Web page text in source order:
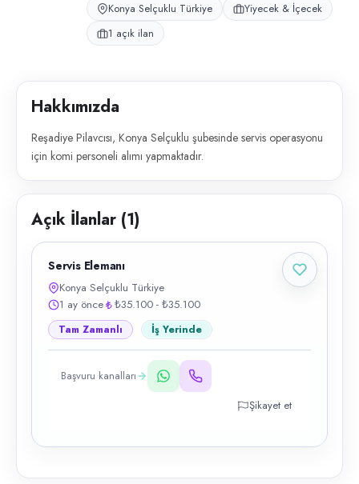
Konya Selçuklu Türkiye
Yiyecek & İçecek
1 açık ilan
Hakkımızda
Reşadiye Pilavcısı, Konya Selçuklu şubesinde servis operasyonu
için komi personeli alımı yapmaktadır.
Açık İlanlar (1)
Servis Elemanı
Konya Selçuklu Türkiye
1 ay önce
₺35.100 - ₺35.100
Tam Zamanlı İş Yerinde
Başvuru kanalları
Şikayet et